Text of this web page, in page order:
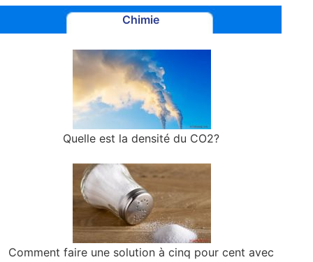
Chimie
Quelle est la densité du CO2?
Comment faire une solution à cinq pour cent avec